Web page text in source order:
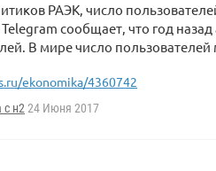
РАЭК, число
сообщает, что год
В мире число
ekonomika/4360742
с н224 Июня 2017